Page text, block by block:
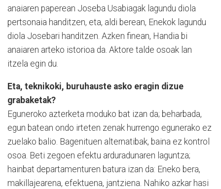
anaiaren paperean Joseba Usabiagak lagundu diola
pertsonaia handitzen, eta, aldi berean, Enekok lagundu
diola Josebari handitzen. Azken finean, Handia bi
anaiaren arteko istorioa da. Aktore talde osoak lan
itzela egin du.
Eta, teknikoki, buruhauste asko eragin dizue
grabaketak?
Eguneroko azterketa moduko bat izan da; beharbada,
egun batean ondo irteten zenak hurrengo egunerako ez
zuelako balio. Bagenituen alternatibak, baina ez kontrol
osoa. Beti zegoen efektu arduradunaren laguntza;
hainbat departamenturen batura izan da: Eneko bera,
makillajearena, efektuena, jantziena. Nahiko azkar hasi